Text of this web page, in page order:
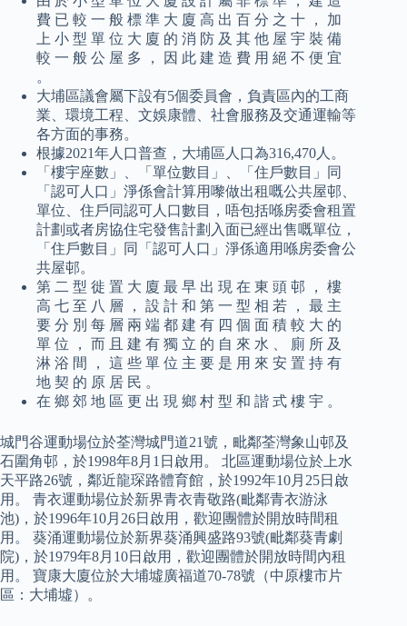
費 已 較 一 般 標 準 大 廈 高 出 百 分 之 十 ， 加
上 小 型 單 位 大 廈 的 消 防 及 其 他 屋 宇 裝 備
較 一 般 公 屋 多 ， 因 此 建 造 費 用 絕 不 便 宜
。
大埔區議會屬下設有5個委員會，負責區內的工商
業、環境工程、文娛康體、社會服務及交通運輸等
各方面的事務。
根據2021年人口普查，大埔區人口為316,470人。
「樓宇座數」、「單位數目」、「住戶數目」同
「認可人口」淨係會計算用嚟做出租嘅公共屋邨、
單位、住戶同認可人口數目，唔包括喺房委會租置
計劃或者房協住宅發售計劃入面已經出售嘅單位，
「住戶數目」同「認可人口」淨係適用喺房委會公
共屋邨。
第 二 型 徙 置 大 廈 最 早 出 現 在 東 頭 邨 ， 樓
高 七 至 八 層 ， 設 計 和 第 一 型 相 若 ， 最 主
要 分 別 每 層 兩 端 都 建 有 四 個 面 積 較 大 的
單 位 ， 而 且 建 有 獨 立 的 自 來 水 、 廁 所 及
淋 浴 間 ， 這 些 單 位 主 要 是 用 來 安 置 持 有
地 契 的 原 居 民 。
在 鄉 郊 地 區 更 出 現 鄉 村 型 和 諧 式 樓 宇 。
城門谷運動場位於荃灣城門道21號，毗鄰荃灣象山邨及
石圍角邨，於1998年8月1日啟用。 北區運動場位於上水
天平路26號，鄰近龍琛路體育館，於1992年10月25日啟
用。 青衣運動場位於新界青衣青敬路(毗鄰青衣游泳
池)，於1996年10月26日啟用，歡迎團體於開放時間租
用。 葵涌運動場位於新界葵涌興盛路93號(毗鄰葵青劇
院)，於1979年8月10日啟用，歡迎團體於開放時間內租
用。 寶康大廈位於大埔墟廣福道70-78號（中原樓市片
區：大埔墟）。